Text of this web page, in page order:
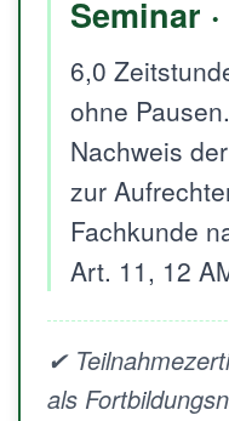
Seminar
6,0
ohne
Nachweis
zur
Fachkunde
Art. 11, 12
✔
als